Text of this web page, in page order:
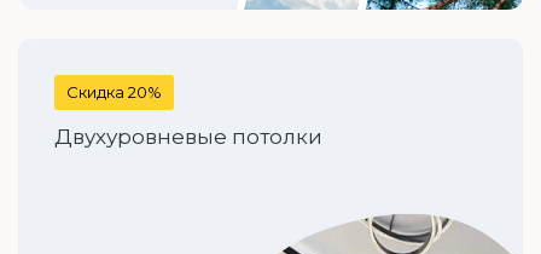
Скидка 20%
Двухуровневые потолки